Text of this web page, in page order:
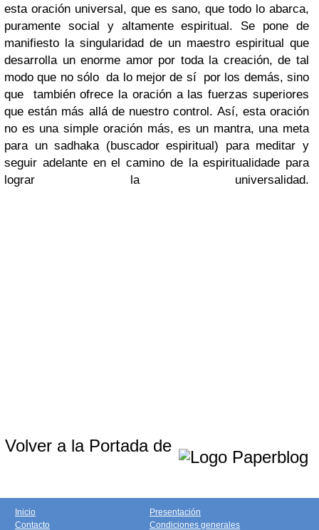
esta oración universal, que es sano, que todo lo abarca,
puramente social y altamente espiritual. Se pone de
manifiesto la singularidad de un maestro espiritual que
desarrolla un enorme amor por toda la creación, de tal
modo que no sólo da lo mejor de sí por los demás, sino
que también ofrece la oración a las fuerzas superiores
que están más allá de nuestro control. Así, esta oración
no es una simple oración más, es un mantra, una meta
para un sadhaka (buscador espiritual) para meditar y
seguir adelante en el camino de la espiritualidade para
lograr la universalidad.
Volver a la Portada de
Inicio
Contacto
Presentación
Condiciones generales